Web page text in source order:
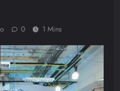
0 1 Mins